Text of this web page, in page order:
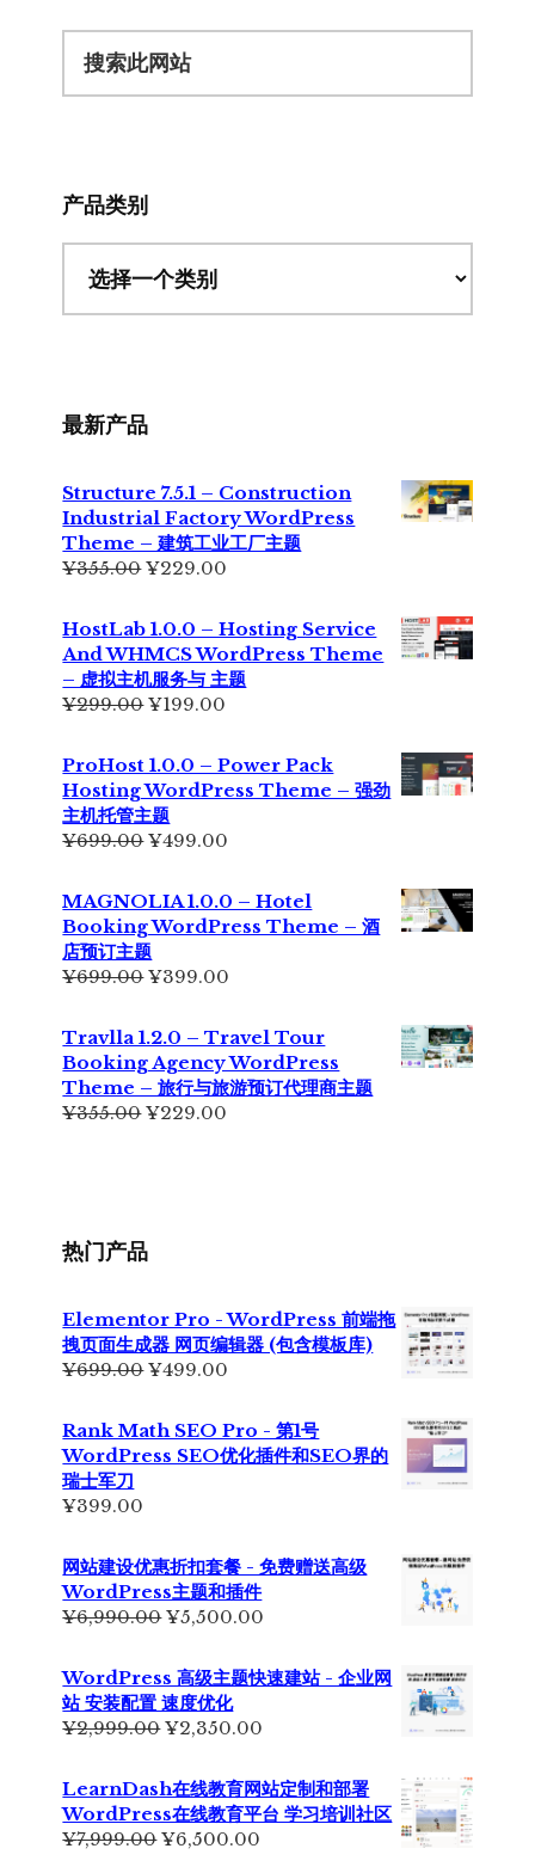
产品类别
最新产品
Structure 7.5.1 – Construction
Industrial Factory WordPress
Theme – 建筑工业工厂主题
¥355.00原
为：
¥355.00。
¥229.00
格
为：
¥229.00。
HostLab 1.0.0 – Hosting Service
And WHMCS WordPress Theme
– 虚拟主机服务与 主题
¥299.00原
为：
¥299.00。
¥199.00
格
为：
ProHost 1.0.0 – Power Pack
Hosting WordPress Theme – 强劲
主机托管主题
¥699.00原
¥699.00。
¥499.00
格
为：
MAGNOLIA 1.0.0 – Hotel
Booking WordPress Theme – 酒
店预订主题
¥699.00原
¥699.00。
¥399.00
格
为：
¥399.00。
Travlla 1.2.0 – Travel Tour
Booking Agency WordPress
Theme – 旅行与旅游预订代理商主题
¥355.00原
¥229.00
热门产品
Elementor Pro - WordPress 前端拖
拽页面生成器 网页编辑器 (包含模板库)
¥699.00原
为：
¥699.00。
¥499.00
格
为：
Rank Math SEO Pro - 第1号
WordPress SEO优化插件和SEO界的
瑞士军刀
¥399.00
网站建设优惠折扣套餐 - 免费赠送高级
WordPress主题和插件
¥6,990.00原
为：
¥6,990.00。
¥5,500.00
价
格
WordPress 高级主题快速建站 - 企业网
站 安装配置 速度优化
¥2,999.00原
为：
¥2,999.00。
¥2,350.00
价
格
为：
LearnDash在线教育网站定制和部署
WordPress在线教育平台 学习培训社区
¥7,999.00原
¥6,500.00